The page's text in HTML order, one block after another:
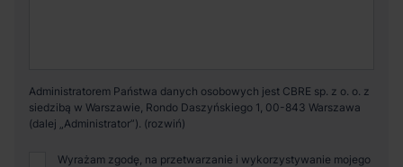
Administratorem Państwa danych osobowych jest CBRE sp. z o. o. z
siedzibą w Warszawie, Rondo Daszyńskiego 1, 00-843 Warszawa
(dalej „Administrator”).
Wyrażam zgodę, na przetwarzanie i wykorzystywanie mojego